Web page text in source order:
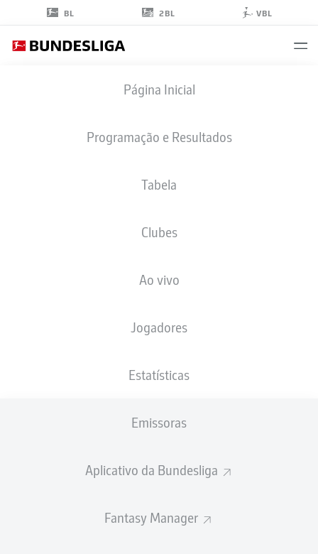
BL 2BL VBL
Página Inicial
Programação e Resultados
Tabela
Clubes
Ao vivo
Jogadores
Estatísticas
Emissoras
Aplicativo da Bundesliga
Fantasy Manager